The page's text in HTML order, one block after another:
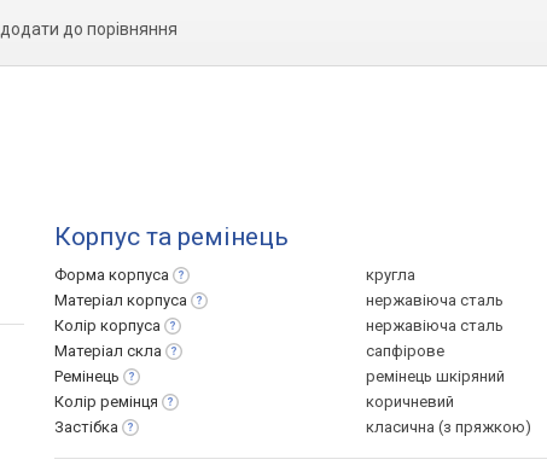
додати до порівняння
Корпус та ремінець
Форма корпуса
кругла
Матеріал корпуса
нержавіюча сталь
Колір корпуса
нержавіюча сталь
Матеріал скла
сапфірове
Ремінець
ремінець шкіряний
Колір ремінця
коричневий
Застібка
класична (з пряжкою)